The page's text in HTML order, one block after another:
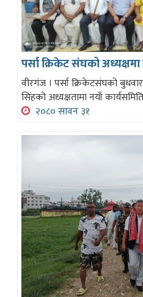
पर्सा क्रिकेट संघको
वीरगंज । पर्सा क्रिकेटसंघको
सिंहको अध्यक्षतामा नयाँ
२०८० सावन ३१